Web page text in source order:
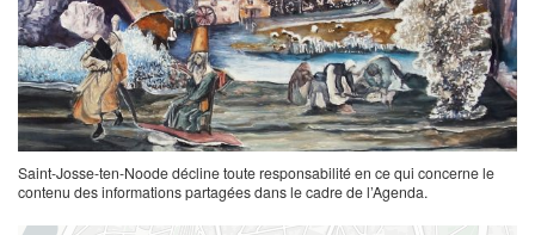
Saint-Josse-ten-Noode décline toute responsabilité en ce qui concerne le
contenu des informations partagées dans le cadre de l’Agenda.